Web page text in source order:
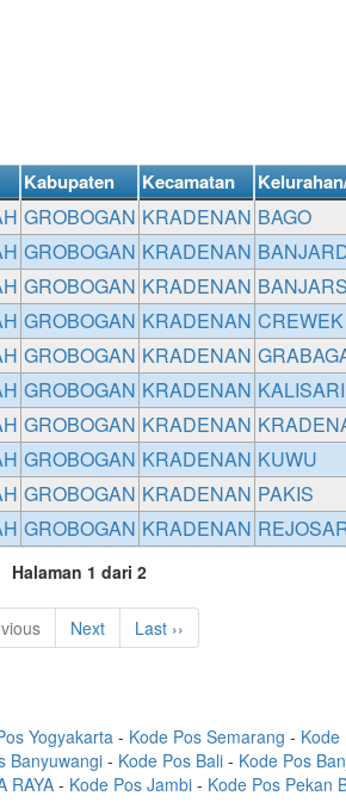
Kabupaten Kecamatan
GROBOGAN KRADENAN BAGO
GROBOGAN KRADENAN
GROBOGAN KRADENAN
GROBOGAN KRADENAN CREWEK
GROBOGAN KRADENAN
GROBOGAN KRADENAN KALISARI
GROBOGAN KRADENAN
GROBOGAN KRADENAN KUWU
GROBOGAN KRADENAN PAKIS
GROBOGAN KRADENAN
Halaman 1 dari 2
Next Last ››
Yogyakarta- Kode Pos Semarang - Kode
Banyuwangi- Kode Pos Bali- Kode Pos
RAYA- Kode Pos Jambi - Kode Pos Pekan